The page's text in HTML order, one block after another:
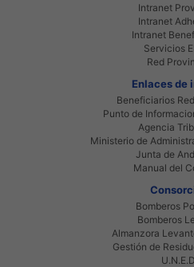
Intranet
Intranet
Intranet
Servicios
Red
Enlaces de
Beneficiarios
Punto de
Agencia
Ministerio de
Junta de
Manual del
Bomberos
Bomberos
Almanzora
Gestión de
U.N.E.D.